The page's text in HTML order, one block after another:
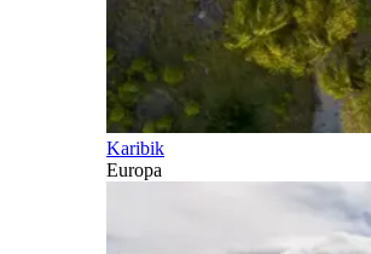
Karibik
Europa